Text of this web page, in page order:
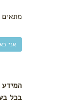
מתאים
אני
המידע
בכל